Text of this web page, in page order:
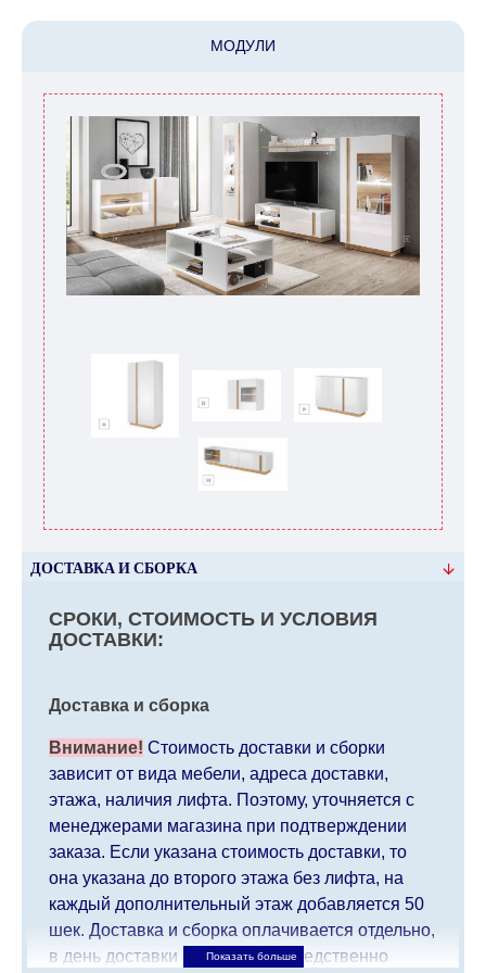
ДОСТАВКА И СБОРКА
СРОКИ, СТОИМОСТЬ И УСЛОВИЯ
ДОСТАВКИ:
Доставка и сборка
Внимание! Стоимость доставки и сборки
зависит от вида мебели, адреса доставки,
этажа, наличия лифта. Поэтому, уточняется с
менеджерами магазина при подтверждении
заказа. Если указана стоимость доставки, то
она указана до второго этажа без лифта, на
каждый дополнительный этаж добавляется 50
шек. Доставка и сборка оплачивается отдельно,
в день доставки мебели непосредственно
МОДУЛИ